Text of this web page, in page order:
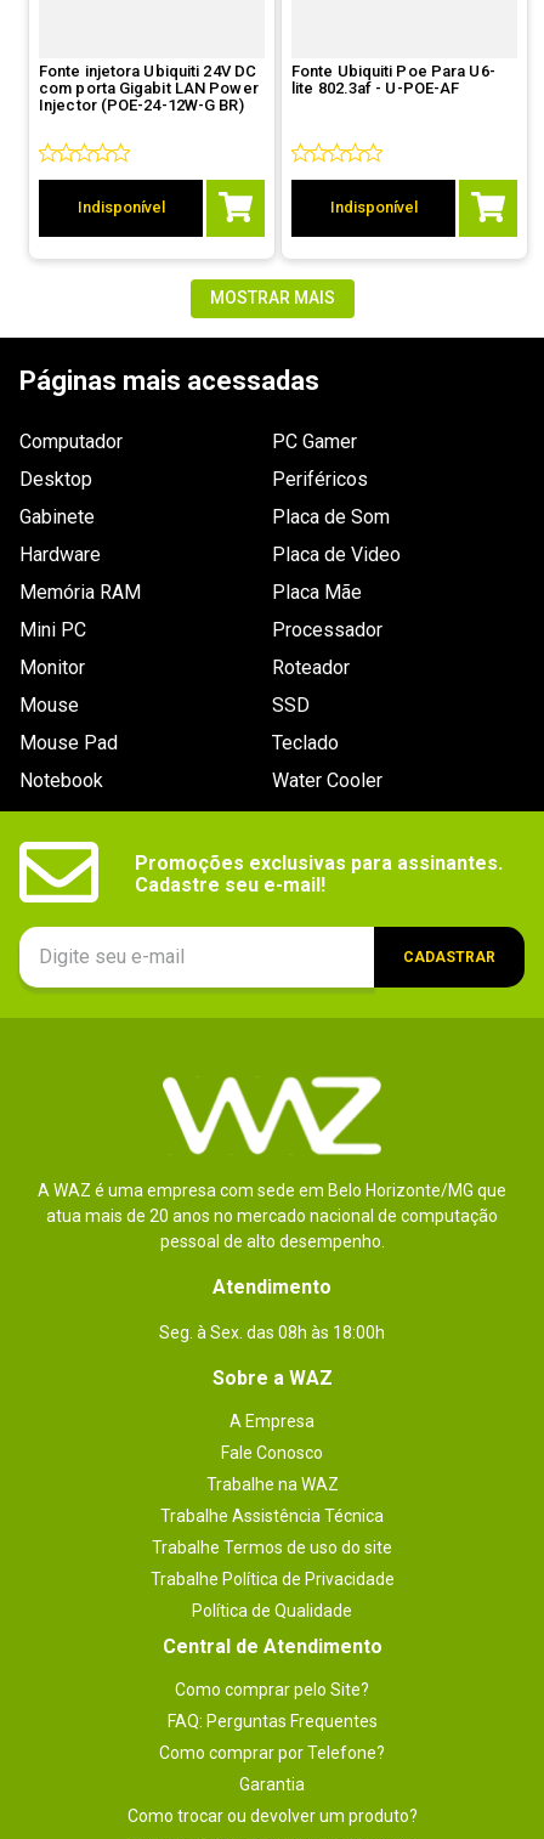
Fonte injetora Ubiquiti 24V DC
com porta Gigabit LAN Power
Injector (POE-24-12W-G BR)
Indisponível
Fonte Ubiquiti Poe Para U6-
lite 802.3af - U-POE-AF
Indisponível
MOSTRAR MAIS
Páginas mais acessadas
Computador
Desktop
Gabinete
Hardware
Memória RAM
Mini PC
Monitor
Mouse
Mouse Pad
Notebook
PC Gamer
Periféricos
Placa de Som
Placa de Video
Placa Mãe
Processador
Roteador
SSD
Teclado
Water Cooler
Promoções exclusivas para assinantes.
Cadastre seu e-mail!
CADASTRAR
A WAZ é uma empresa com sede em Belo Horizonte/MG que
atua mais de 20 anos no mercado nacional de computação
pessoal de alto desempenho.
Atendimento
Seg. à Sex. das 08h às 18:00h
Sobre a WAZ
A Empresa
Fale Conosco
Trabalhe na WAZ
Trabalhe Assistência Técnica
Trabalhe Termos de uso do site
Trabalhe Política de Privacidade
Política de Qualidade
Central de Atendimento
Como comprar pelo Site?
FAQ: Perguntas Frequentes
Como comprar por Telefone?
Garantia
Como trocar ou devolver um produto?